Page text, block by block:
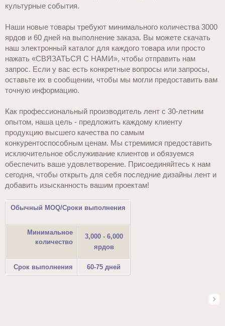
культурные события.
Наши новые товары требуют минимального количества 3000
ярдов и 60 дней на выполнение заказа. Вы можете скачать
наш электронный каталог для каждого товара или просто
нажать «СВЯЗАТЬСЯ С НАМИ», чтобы отправить нам
запрос. Если у вас есть конкретные вопросы или запросы,
оставьте их в сообщении, чтобы мы могли предоставить вам
точную информацию.
Как профессиональный производитель лент с 30-летним
опытом, наша цель - предложить каждому клиенту
продукцию высшего качества по самым
конкурентоспособным ценам. Мы стремимся предоставить
исключительное обслуживание клиентов и обязуемся
обеспечить ваше удовлетворение. Присоединяйтесь к нам
сегодня, чтобы открыть для себя последние дизайны лент и
добавить изысканность вашим проектам!
Обычный MOQ/Сроки выполнения
Минимальное
количество
3,000 - 6,000
ярдов
Срок выполнения 60-75 дней